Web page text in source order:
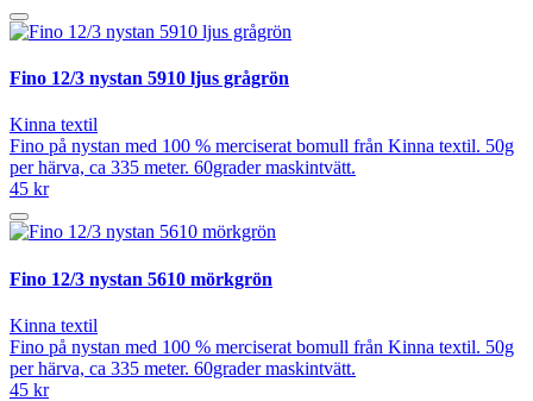
Fino 12/3 nystan 5910 ljus grågrön
Kinna textil
Fino på nystan med 100 % merciserat bomull från Kinna textil. 50g
per härva, ca 335 meter. 60grader maskintvätt.
45 kr
Fino 12/3 nystan 5610 mörkgrön
Kinna textil
Fino på nystan med 100 % merciserat bomull från Kinna textil. 50g
per härva, ca 335 meter. 60grader maskintvätt.
45 kr